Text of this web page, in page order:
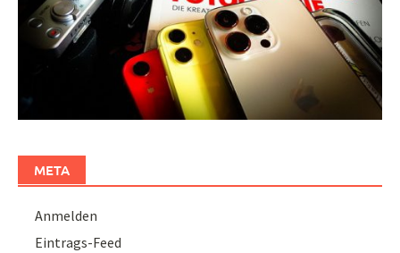
META
Anmelden
Eintrags-Feed